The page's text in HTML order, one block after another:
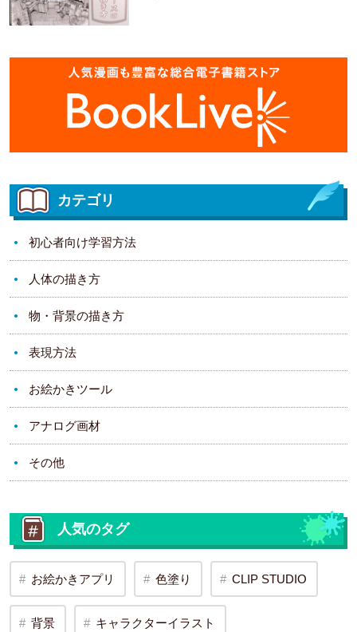
カテゴリ
初心者向け学習方法
人体の描き方
物・背景の描き方
表現方法
お絵かきツール
アナログ画材
その他
人気のタグ
お絵かきアプリ 色塗り CLIP STUDIO
背景 キャラクターイラスト